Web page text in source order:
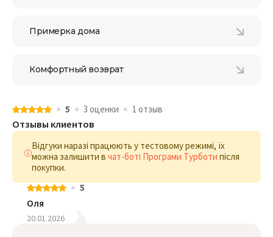
Примерка дома
Комфортный возврат
5 3 оценки 1 отзыв
Отзывы клиентов
Відгуки наразі працюють у тестовому режимі, їх
можна залишити в чат-боті Програми Турботи після
покупки.
5
Оля
20.01.2026